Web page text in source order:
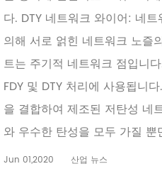
다. DTY 네트워크 와이어: 네
의해 서로 얽힌 네트워크 노즐
트는 주기적 네트워크 점입니
FDY 및 DTY 처리에 사용됩니
을 결합하여 제조된 저탄성 네
와 우수한 탄성을 모두 가질 뿐
Jun 01,2020 산업 뉴스